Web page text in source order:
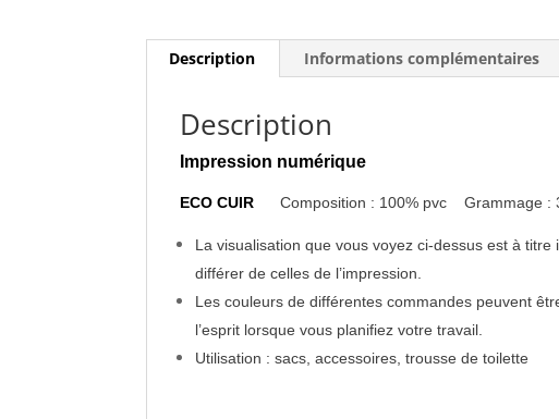
Description Informations complémentaires
Description
Impression numérique
ECO CUIRComposition : 100% pvc Grammage :
La visualisation que vous voyez ci-dessus est à
différer de celles de l’impression.
Les couleurs de différentes commandes peuvent
l’esprit lorsque vous planifiez votre travail.
Utilisation : sacs, accessoires, trousse de toilette